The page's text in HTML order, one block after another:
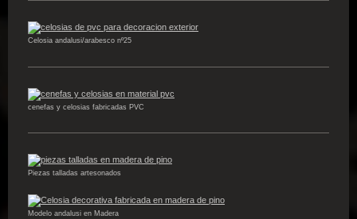
Celosia andalusi/arabesco nº25
cenefas y celosias fabricadas PVC
Piezas talladas artesonados
Modelo andalusi en Madera